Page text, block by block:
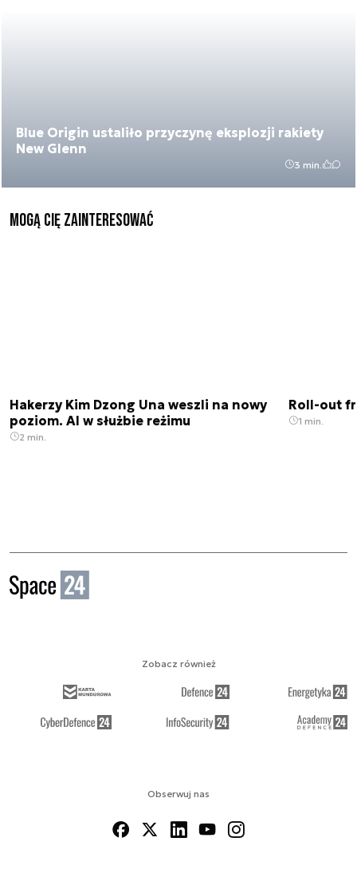
Blue Origin ustaliło przyczynę eksplozji rakiety
New Glenn
3 min.
Mogą Cię zainteresować
Hakerzy Kim Dzong Una weszli na nowy
poziom. AI w służbie reżimu
2 min.
Roll-out
1 min.
Obserwuj nas
Zobacz również